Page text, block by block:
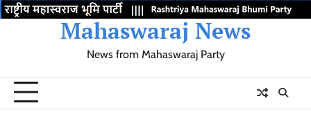
Skip
Mahaswaraj News
News from Mahaswaraj Party
HomeElection
Movement
Mumbai
Maharashtra
Gujarat
LatestAboutBirthday